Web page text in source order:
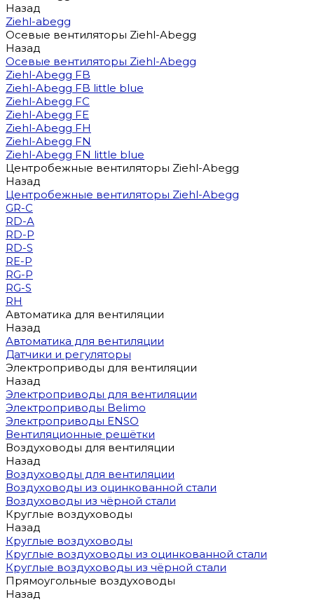
Назад
Ziehl-abegg
Осевые вентиляторы Ziehl-Abegg
Назад
Осевые вентиляторы Ziehl-Abegg
Ziehl-Abegg FB
Ziehl-Abegg FB little blue
Ziehl-Abegg FC
Ziehl-Abegg FE
Ziehl-Abegg FH
Ziehl-Abegg FN
Ziehl-Abegg FN little blue
Центробежные вентиляторы Ziehl-Abegg
Назад
Центробежные вентиляторы Ziehl-Abegg
GR-C
RD-A
RD-P
RD-S
RE-P
RG-P
RG-S
RH
Автоматика для вентиляции
Назад
Автоматика для вентиляции
Датчики и регуляторы
Электроприводы для вентиляции
Назад
Электроприводы для вентиляции
Электроприводы Belimo
Электроприводы ENSO
Вентиляционные решётки
Воздуховоды для вентиляции
Назад
Воздуховоды для вентиляции
Воздуховоды из оцинкованной стали
Воздуховоды из чёрной стали
Круглые воздуховоды
Назад
Круглые воздуховоды
Круглые воздуховоды из оцинкованной стали
Круглые воздуховоды из чёрной стали
Прямоугольные воздуховоды
Назад